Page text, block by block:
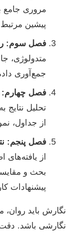
مروری جامع
پیشین
فصل سوم:
متدولوژی،
جمع‌آوری
فصل چهارم:
تحلیل نتایج
از جداول،
فصل پنجم:
از
بحث و
پیشنهادات
نگارش باید روان،
نگارشی باشد. دقت